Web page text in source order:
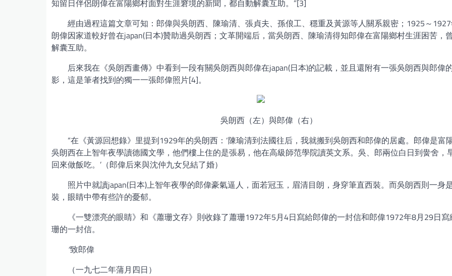
知留日伴侶朗偉在富陽鄉村面對生涯窘境的新聞，都自動解囊互助。”[3]
經由過程這篇文章可知：郎偉與吳朗西、陳瑜清、張貞夫、孫俍工、穩重及黃源等人關系親密；1925～1927
朗偉因家道較好曾在japan(日本)贊助過吳朗西；文革開端后，當吳朗西、陳瑜清得知郎偉在富陽鄉村生涯困苦，
解囊互助。
后來我在《吳朗西畫傳》中看到一段有關吳朗西與郎偉在japan(日本)的記載，並且還附有一張吳朗西與郎偉
影，這是筆者找到的獨一一張郎偉照片[4]。
吳朗西（左）與郎偉（右）
“在《黃源回想錄》里提到1929年的吳朗西：‘陳瑜清到法國往后，我就搬到吳朗西和郎偉的居處。郎偉是富陽
吳朗西在上智年夜學讀德國文學，他們樓上住的是張易，他在高級師范學院讀英文系。吳、郎兩位白日到黌舍，
回來做飯吃。’（郎偉后來與沈仲九女兒結了婚）
照片中就讀japan(日本)上智年夜學的郎偉豪氣逼人，面若冠玉，眉清目朗，身穿筆直西裝。而吳朗西則一身
裝，眼睛中帶有些許的憂郁。
《一雙漂亮的眼睛》和《蕭珊文存》則收錄了蕭珊1972年5月4日寫給郎偉的一封信和郎偉1972年8月29日寫
珊的一封信。
“致郎偉
（一九七二年蒲月四日）